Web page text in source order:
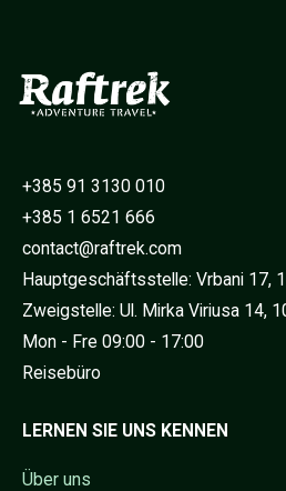
+385 91 3130 010
+385 1 6521 666
contact@raftrek.com
Hauptgeschäftsstelle: Vrbani 17,
Zweigstelle: Ul. Mirka Viriusa 14,
Mon - Fre 09:00 - 17:00
Reisebüro
LERNEN SIE UNS KENNEN
Über uns